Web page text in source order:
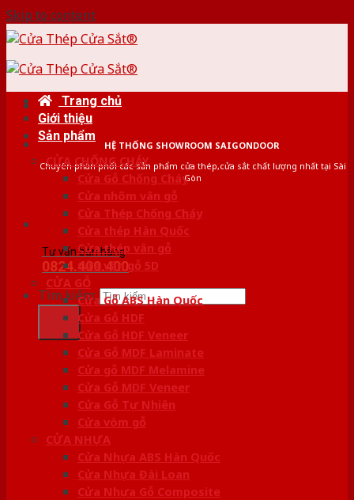
Skip to content
HỆ THỐNG SHOWROOM SAIGONDOOR
Chuyên phân phối các sản phẩm cửa thép,cửa sắt chất lượng nhất tại Sài
Gòn
Tư vấn bán hàng
0824.400.400
Tìm kiếm:
Trang chủ
Giới thiệu
Sản phẩm
CỬA CHỐNG CHÁY
Cửa Gỗ Chống Cháy
Cửa nhôm vân gỗ
Cửa Thép Chống Cháy
Cửa thép Hàn Quốc
Cửa thép vân gỗ
Cửa vân gỗ 5D
CỬA GỖ
Cửa Gỗ ABS Hàn Quốc
Cửa Gỗ HDF
Cửa Gỗ HDF Veneer
Cửa Gỗ MDF Laminate
Cửa gỗ MDF Melamine
Cửa Gỗ MDF Veneer
Cửa Gỗ Tự Nhiên
Cửa vòm gỗ
CỬA NHỰA
Cửa Nhựa ABS Hàn Quốc
Cửa Nhựa Đài Loan
Cửa Nhựa Gỗ Composite